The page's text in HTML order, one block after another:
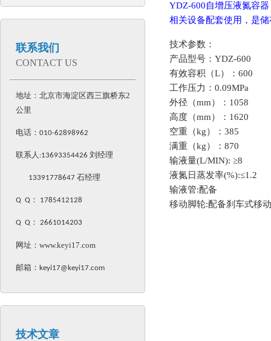
联系我们
CONTACT US
地址：北京市海淀区西三旗桥东2
公里
电话： 010-62898962
联系人:13693354426 刘经理
13391778647 石经理
Q Q ： 1785412128
Q Q ： 2661014203
网址： www.keyi17.com
邮箱： keyi17@keyi17.com
技术文章
YDZ-600自增压液氮容
相关设备配套使用，是
技术参数：
产品型号：YDZ-600
有效容积（L）：600
工作压力：0.09MPa
外径（mm）：1058
高度（mm）：1620
空重（kg）：385
满重（kg）：870
输液量(L/MIN): ≥8
液氮日蒸发率(%):≤1.2
输液管:配备
移动脚轮:配备刹车式移